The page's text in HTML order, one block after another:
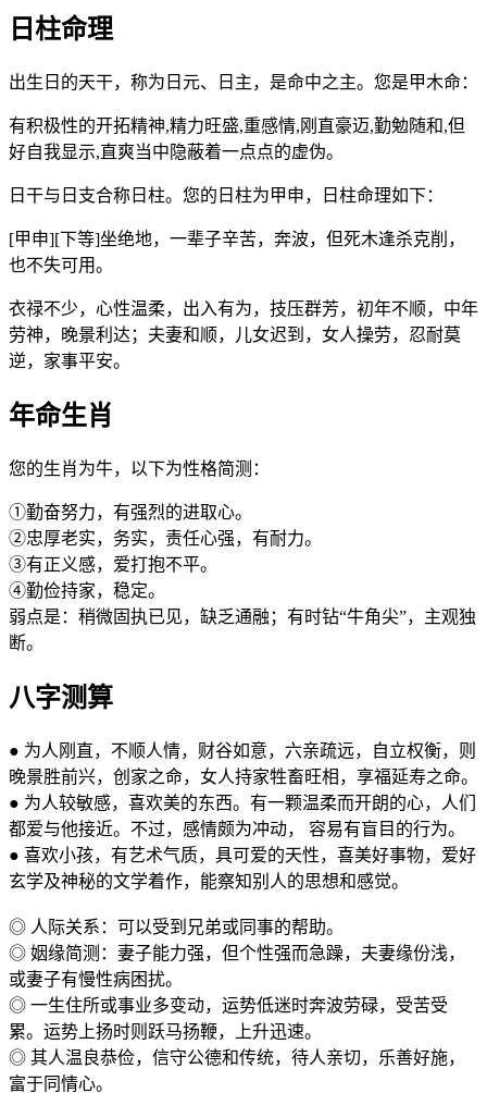
日柱命理
出生日的天干，称为日元、日主，是命中之主。您是甲木命：
有积极性的开拓精神,精力旺盛,重感情,刚直豪迈,勤勉随和,但
好自我显示,直爽当中隐蔽着一点点的虚伪。
日干与日支合称日柱。您的日柱为甲申，日柱命理如下：
[甲申][下等]坐绝地，一辈子辛苦，奔波，但死木逢杀克削，
也不失可用。
衣禄不少，心性温柔，出入有为，技压群芳，初年不顺，中年
劳神，晚景利达；夫妻和顺，儿女迟到，女人操劳，忍耐莫
逆，家事平安。
年命生肖
您的生肖为牛，以下为性格简测：
①勤奋努力，有强烈的进取心。
②忠厚老实，务实，责任心强，有耐力。
③有正义感，爱打抱不平。
④勤俭持家，稳定。
弱点是：稍微固执已见，缺乏通融；有时钻“牛角尖”，主观独
断。
八字测算
● 为人刚直，不顺人情，财谷如意，六亲疏远，自立权衡，则
晚景胜前兴，创家之命，女人持家牲畜旺相，享福延寿之命。
● 为人较敏感，喜欢美的东西。有一颗温柔而开朗的心，人们
都爱与他接近。不过，感情颇为冲动， 容易有盲目的行为。
● 喜欢小孩，有艺术气质，具可爱的天性，喜美好事物，爱好
玄学及神秘的文学着作，能察知别人的思想和感觉。
◎ 人际关系：可以受到兄弟或同事的帮助。
◎ 姻缘简测：妻子能力强，但个性强而急躁，夫妻缘份浅，
或妻子有慢性病困扰。
◎ 一生住所或事业多变动，运势低迷时奔波劳碌，受苦受
累。运势上扬时则跃马扬鞭，上升迅速。
◎ 其人温良恭俭，信守公德和传统，待人亲切，乐善好施，
富于同情心。